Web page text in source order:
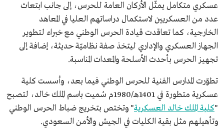
عسكري متكامل يمثّل الأركان العامة للحرس، إلى جانب ابتعاث
عدد من العسكريين لاستكمال دراساتهم العليا في المعاهد
الخارجية، كما تعاقدت قيادة الحرس الوطني مع خبراء لتطوير
الجهاز العسكري والإداري ليتخذ صفة نظاميّة حديثة، إضافة إلى
تجهيز الحرس بأحدث الأسلحة والمعدات المناسبة.
تطوّرت المدارس الفنية للحرس الوطني فيما بعد، وأسست كلية
عسكرية متطورة في 1401هـ/1980م سُميت باسم الملك خالد، لتصبح
"كلية الملك خالد العسكرية" وتختص بتخريج ضباط الحرس الوطني
وتأهيلهم مثل بقية الكليات في الجيش والأمن السعودي.